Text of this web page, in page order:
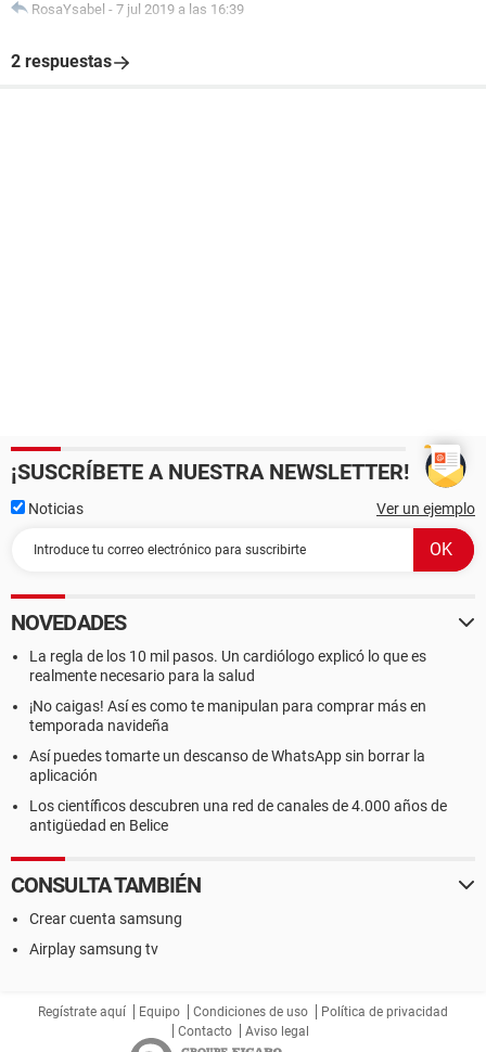
RosaYsabel - 7 jul 2019 a las 16:39
2 respuestas
¡SUSCRÍBETE A NUESTRA NEWSLETTER!
Noticias Ver un ejemplo
NOVEDADES
La regla de los 10 mil pasos. Un cardiólogo explicó lo que es
realmente necesario para la salud
¡No caigas! Así es como te manipulan para comprar más en
temporada navideña
Así puedes tomarte un descanso de WhatsApp sin borrar la
aplicación
Los científicos descubren una red de canales de 4.000 años de
antigüedad en Belice
CONSULTA TAMBIÉN
Crear cuenta samsung
Airplay samsung tv
Regístrate aquí Equipo Condiciones de uso
Política de privacidad
Contacto
Aviso legal